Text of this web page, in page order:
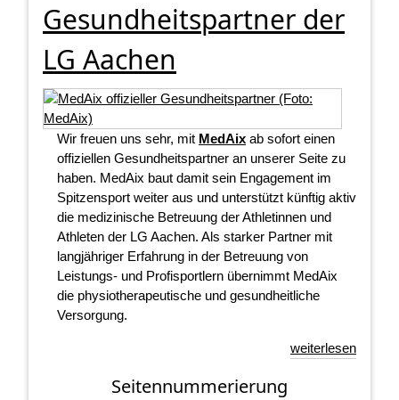
Gesundheitspartner der
LG Aachen
Wir freuen uns sehr, mit MedAix ab sofort einen
offiziellen Gesundheitspartner an unserer Seite zu
haben. MedAix baut damit sein Engagement im
Spitzensport weiter aus und unterstützt künftig aktiv
die medizinische Betreuung der Athletinnen und
Athleten der LG Aachen. Als starker Partner mit
langjähriger Erfahrung in der Betreuung von
Leistungs- und Profisportlern übernimmt MedAix
die physiotherapeutische und gesundheitliche
Versorgung.
weiterlesen
Seitennummerierung